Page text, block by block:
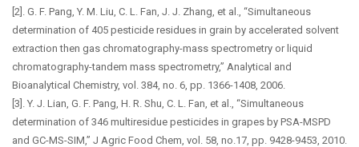
[2]. G. F. Pang, Y. M. Liu, C. L. Fan, J. J. Zhang, et al., “Simultaneous
determination of 405 pesticide residues in grain by accelerated solvent
extraction then gas chromatography-mass spectrometry or liquid
chromatography-tandem mass spectrometry,” Analytical and
Bioanalytical Chemistry, vol. 384, no. 6, pp. 1366-1408, 2006.
[3]. Y. J. Lian, G. F. Pang, H. R. Shu, C. L. Fan, et al., “Simultaneous
determination of 346 multiresidue pesticides in grapes by PSA-MSPD
and GC-MS-SIM,” J Agric Food Chem, vol. 58, no.17, pp. 9428-9453, 2010.